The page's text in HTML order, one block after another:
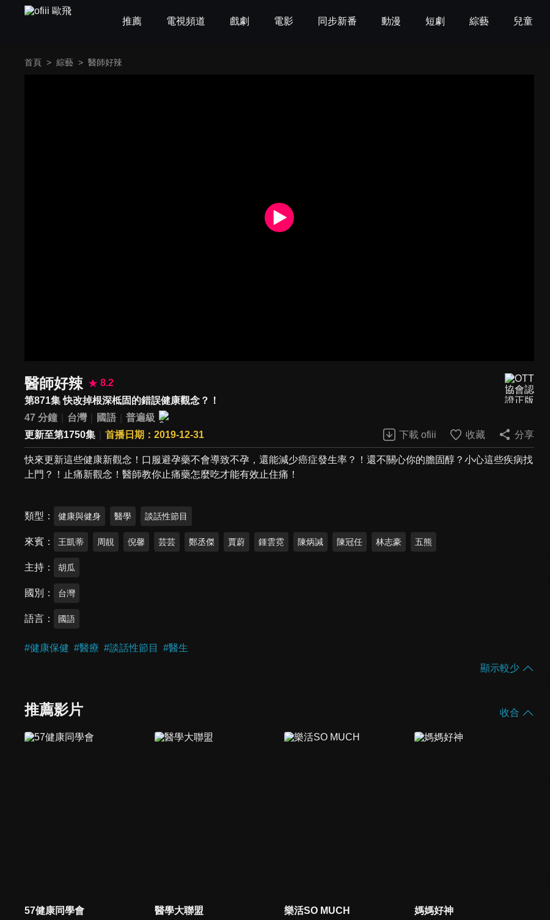
推薦 電視頻道 戲劇 電影 同步新番 動漫 短劇 綜藝 兒童
首頁 > 綜藝 > 醫師好辣
醫師好辣
8.2
第871集 快改掉根深柢固的錯誤健康觀念？！
47 分鐘
台灣 國語
普遍級
更新至第1750集
首播日期：2019-12-31 下載 ofiii 收藏 分享
快來更新這些健康新觀念！口服避孕藥不會導致不孕，還能減少癌症發生率？！還不關心你的膽固醇？小心這些疾病找
上門？！止痛新觀念！醫師教你止痛藥怎麼吃才能有效止住痛！
類型 健康與健身 醫學 談話性節目
來賓 王凱蒂 周靚 倪馨 芸芸 鄭丞傑 賈蔚 鍾雲霓 陳炳諴 陳冠任 林志豪 五熊
主持 胡瓜
國別 台灣
語言 國語
#健康保健 #醫療 #談話性節目 #醫生
顯示較少
推薦影片 收合
57健康同學會 醫學大聯盟 樂活SO MUCH 媽媽好神